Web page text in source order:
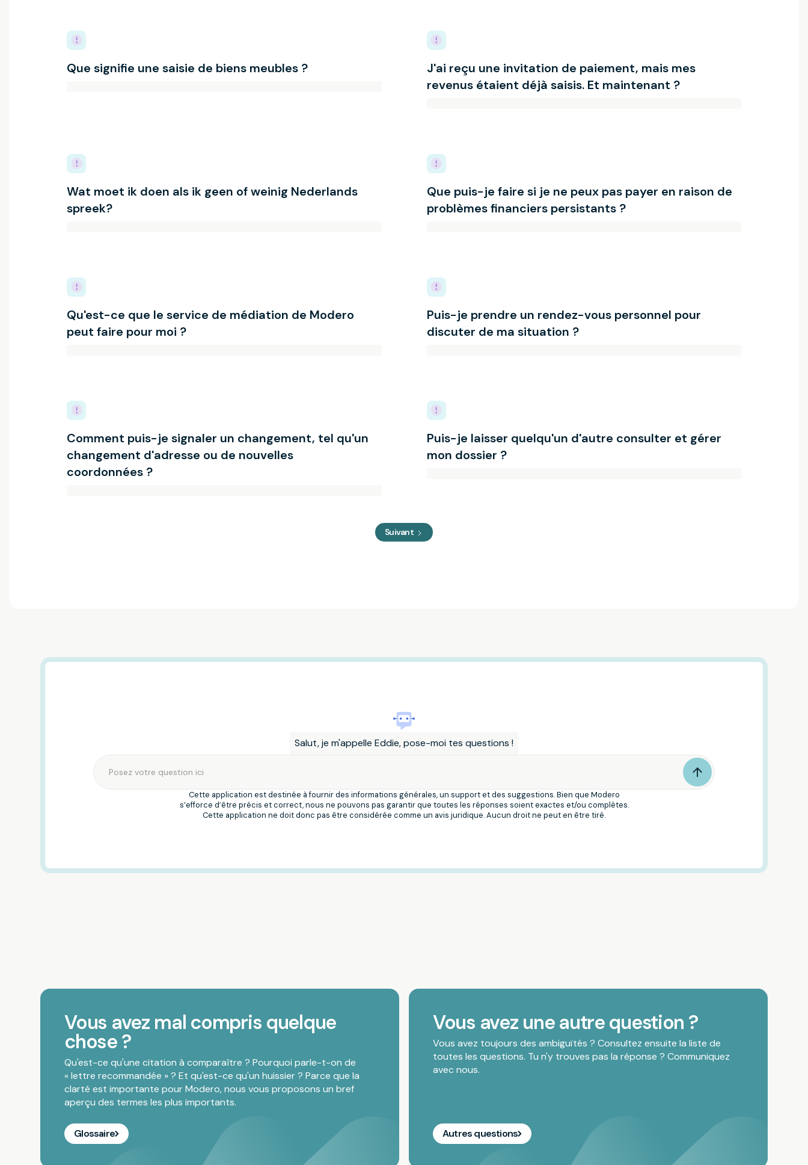
Que signifie une saisie de biens meubles ?
J'ai reçu une invitation de paiement, mais mes
revenus étaient déjà saisis. Et maintenant ?
Wat moet ik doen als ik geen of weinig Nederlands
spreek?
Que puis-je faire si je ne peux pas payer en raison de
problèmes financiers persistants ?
Qu'est-ce que le service de médiation de Modero
peut faire pour moi ?
Puis-je prendre un rendez-vous personnel pour
discuter de ma situation ?
Comment puis-je signaler un changement, tel qu'un
changement d'adresse ou de nouvelles
coordonnées ?
Puis-je laisser quelqu'un d'autre consulter et gérer
mon dossier ?
Suivant
Salut, je m'appelle Eddie, pose-moi tes questions !
Cette application est destinée à fournir des informations générales, un support et des suggestions. Bien que Modero
s’efforce d’être précis et correct, nous ne pouvons pas garantir que toutes les réponses soient exactes et/ou complètes.
Cette application ne doit donc pas être considérée comme un avis juridique. Aucun droit ne peut en être tiré.
Vous avez mal compris quelque
chose ?
Qu'est-ce qu'une citation à comparaître ? Pourquoi parle-t-on de
« lettre recommandée » ? Et qu'est-ce qu'un huissier ? Parce que la
clarté est importante pour Modero, nous vous proposons un bref
aperçu des termes les plus importants.
Glossaire
Vous avez une autre question ?
Vous avez toujours des ambiguïtés ? Consultez ensuite la liste de
toutes les questions. Tu n'y trouves pas la réponse ? Communiquez
avec nous.
Autres questions